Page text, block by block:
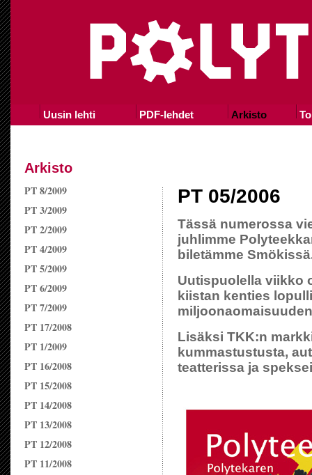
Uusin lehti PDF-lehdet Arkisto
Arkisto
PT 8/2009
PT 3/2009
PT 2/2009
PT 4/2009
PT 5/2009
PT 6/2009
PT 7/2009
PT 17/2008
PT 1/2009
PT 16/2008
PT 15/2008
PT 14/2008
PT 13/2008
PT 12/2008
PT 11/2008
PT 05/2006
Tässä numerossa
juhlimme
biletämme
Uutispuolella viikko
kiistan kenties
Lisäksi TKK:n
kummastustusta,
teatterissa ja